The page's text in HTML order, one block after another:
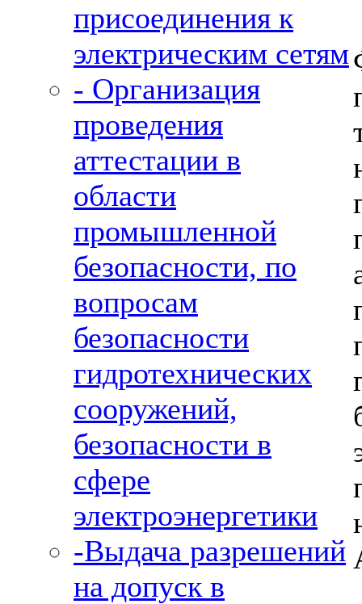
присоединения к
электрическим сетям
- Организация
проведения
аттестации в
области
промышленной
безопасности, по
вопросам
безопасности
гидротехнических
сооружений,
безопасности в
сфере
электроэнергетики
-Выдача разрешений
на допуск в